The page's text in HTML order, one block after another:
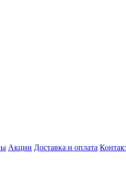
Акции Доставка и оплата